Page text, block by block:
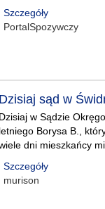
Szczegóły
PortalSpozywczy
Dzisiaj sąd w
Dzisiaj w Sądzie
letniego Borysa B.,
dni mieszkańcy
Szczegóły
murison